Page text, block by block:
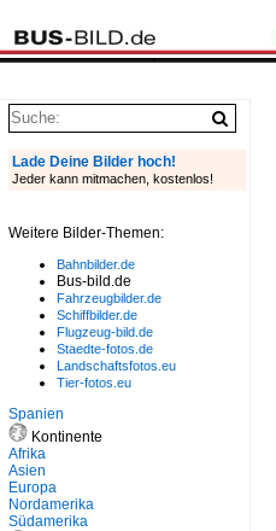
Lade Deine Bilder hoch!
Jeder kann mitmachen, kostenlos!
Weitere Bilder-Themen:
Bahnbilder.de
Bus-bild.de
Fahrzeugbilder.de
Schiffbilder.de
Flugzeug-bild.de
Staedte-fotos.de
Landschaftsfotos.eu
Tier-fotos.eu
Spanien
Kontinente
Afrika
Asien
Europa
Nordamerika
Südamerika